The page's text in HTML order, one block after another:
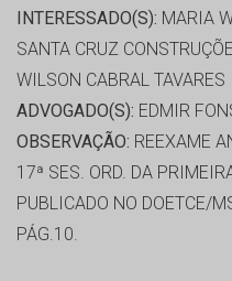
INTERESSADO(S): MARIA
SANTA CRUZ
WILSON CABRAL TAVARES
ADVOGADO(S): EDMIR
OBSERVAÇÃO: REEXAME
17ª SES. ORD. DA
PUBLICADO NO DOETCE/
PÁG.10.